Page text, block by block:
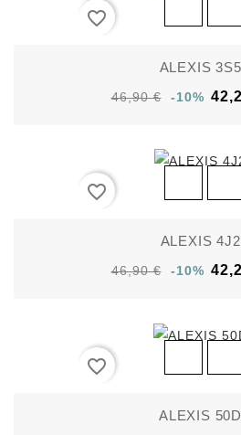
favorite_border
ALEXIS
46,90 € -10%
favorite_border
ALEXIS
46,90 € -10%
favorite_border
ALEXIS